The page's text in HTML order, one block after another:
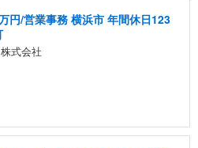
円/営業事務 横浜市 年間休日123
式会社